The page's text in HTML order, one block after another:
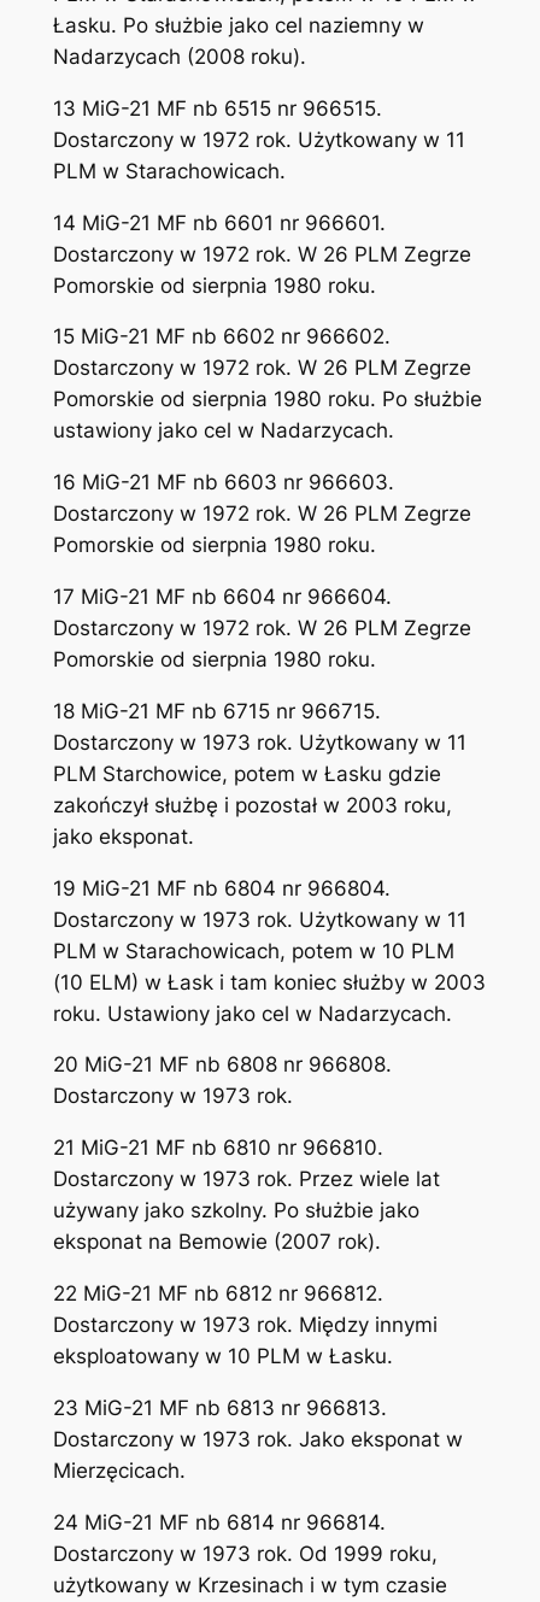
Łasku. Po służbie jako cel naziemny w
Nadarzycach (2008 roku).
13 MiG-21 MF nb 6515 nr 966515.
Dostarczony w 1972 rok. Użytkowany w 11
PLM w Starachowicach.
14 MiG-21 MF nb 6601 nr 966601.
Dostarczony w 1972 rok. W 26 PLM Zegrze
Pomorskie od sierpnia 1980 roku.
15 MiG-21 MF nb 6602 nr 966602.
Dostarczony w 1972 rok. W 26 PLM Zegrze
Pomorskie od sierpnia 1980 roku. Po służbie
ustawiony jako cel w Nadarzycach.
16 MiG-21 MF nb 6603 nr 966603.
Dostarczony w 1972 rok. W 26 PLM Zegrze
Pomorskie od sierpnia 1980 roku.
17 MiG-21 MF nb 6604 nr 966604.
Dostarczony w 1972 rok. W 26 PLM Zegrze
Pomorskie od sierpnia 1980 roku.
18 MiG-21 MF nb 6715 nr 966715.
Dostarczony w 1973 rok. Użytkowany w 11
PLM Starchowice, potem w Łasku gdzie
zakończył służbę i pozostał w 2003 roku,
jako eksponat.
19 MiG-21 MF nb 6804 nr 966804.
Dostarczony w 1973 rok. Użytkowany w 11
PLM w Starachowicach, potem w 10 PLM
(10 ELM) w Łask i tam koniec służby w 2003
roku. Ustawiony jako cel w Nadarzycach.
20 MiG-21 MF nb 6808 nr 966808.
Dostarczony w 1973 rok.
21 MiG-21 MF nb 6810 nr 966810.
Dostarczony w 1973 rok. Przez wiele lat
używany jako szkolny. Po służbie jako
eksponat na Bemowie (2007 rok).
22 MiG-21 MF nb 6812 nr 966812.
Dostarczony w 1973 rok. Między innymi
eksploatowany w 10 PLM w Łasku.
23 MiG-21 MF nb 6813 nr 966813.
Dostarczony w 1973 rok. Jako eksponat w
Mierzęcicach.
24 MiG-21 MF nb 6814 nr 966814.
Dostarczony w 1973 rok. Od 1999 roku,
użytkowany w Krzesinach i w tym czasie